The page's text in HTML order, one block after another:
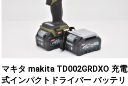
マキタ makita TD002GRDXO 充電
式インパクトドライバー バッテリ